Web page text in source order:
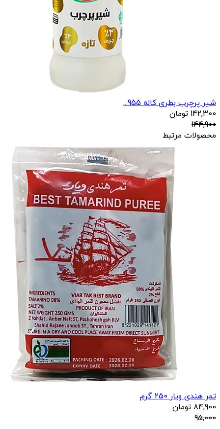
شیر پرچرب بطری کاله 955...
142,300 تومان
144,900
محصولات مرتبط
تمر هندی ویار 250 گرم
84,900 تومان
95,000